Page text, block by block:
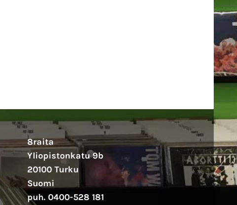
8raita
Yliopistonkatu 9b
20100 Turku
Suomi
puh. 0400-528 181